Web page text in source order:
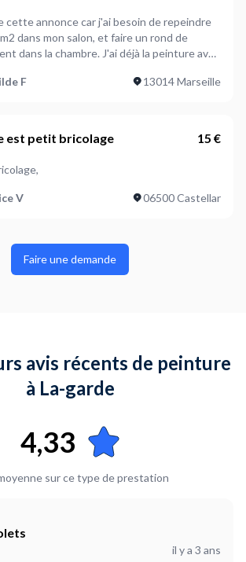
cette annonce car j'ai besoin de repeindre
dans mon salon, et faire un rond de
J'ai déjà la peinture avec
rouleau de peinture en microfibre polyester
Cordialement, Clothilde Francisco
F 13014 Marseille
est petit bricolage 15 €
V 06500 Castellar
Faire une demande
avis récents de peinture
à La-garde
4,33
sur ce type de prestation
il y a 3 ans